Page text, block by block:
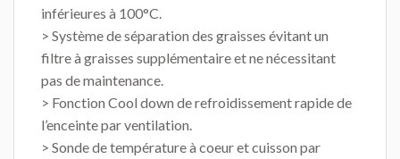
inférieures à 100°C.
> Système de séparation des graisses évitant un
filtre à graisses supplémentaire et ne nécessitant
pas de maintenance.
> Fonction Cool down de refroidissement rapide de
l’enceinte par ventilation.
> Sonde de température à coeur et cuisson par